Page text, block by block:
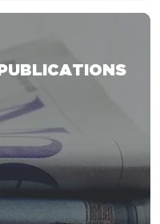
PUBLICATIONS